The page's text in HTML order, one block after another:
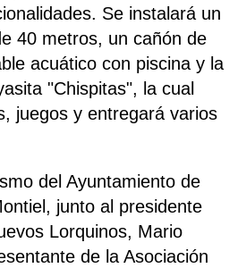
Se instalará un
40 metros, un cañón de
acuático con piscina y la
"Chispitas", la cual
juegos y entregará varios
del Ayuntamiento de
junto al presidente
Lorquinos, Mario
de la Asociación